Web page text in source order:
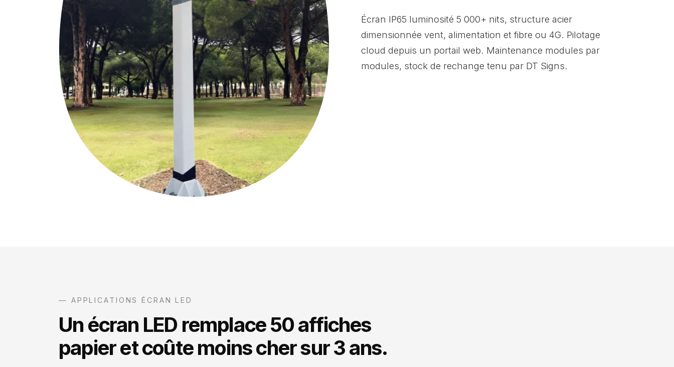
Écran IP65 luminosité 5 000+ nits, structure acier
dimensionnée vent, alimentation et fibre ou 4G. Pilotage
cloud depuis un portail web. Maintenance modules par
modules, stock de rechange tenu par DT Signs.
— APPLICATIONS ÉCRAN LED
Un écran LED remplace 50 affiches
papier et coûte moins cher sur 3 ans.